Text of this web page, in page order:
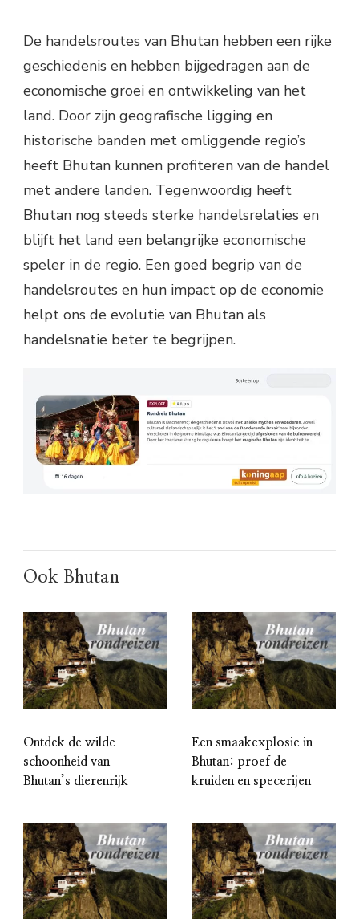
De handelsroutes van Bhutan hebben een rijke
geschiedenis en hebben bijgedragen aan de
economische groei en ontwikkeling van het
land. Door zijn geografische ligging en
historische banden met omliggende regio’s
heeft Bhutan kunnen profiteren van de handel
met andere landen. Tegenwoordig heeft
Bhutan nog steeds sterke handelsrelaties en
blijft het land een belangrijke economische
speler in de regio. Een goed begrip van de
handelsroutes en hun impact op de economie
helpt ons de evolutie van Bhutan als
handelsnatie beter te begrijpen.
Ook Bhutan
Ontdek de wilde
schoonheid van
Bhutan’s dierenrijk
Een smaakexplosie in
Bhutan: proef de
kruiden en specerijen